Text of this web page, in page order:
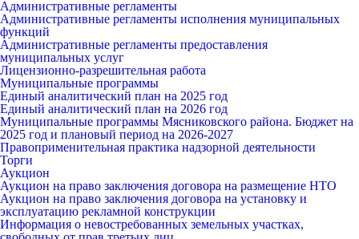
Административные регламенты
Административные регламенты исполнения муниципальных
функций
Административные регламенты предоставления
муниципальных услуг
Лицензионно-разрешительная работа
Муниципальные программы
Единый аналитический план на 2025 год
Единый аналитический план на 2026 год
Муниципальные программы Мясниковского района. Бюджет на
2025 год и плановый период на 2026-2027
Правоприменительная практика надзорной деятельности
Торги
Аукцион
Аукцион на право заключения договора на размещение НТО
Аукцион на право заключения договора на установку и
эксплуатацию рекламной конструкции
Информация о невостребованных земельных участках,